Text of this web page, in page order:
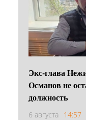
Экс-глава
Османов не
должность
6 августа 14:57